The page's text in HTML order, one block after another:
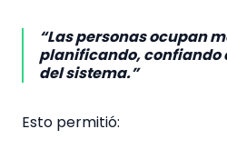
“Las personas ocupan
planificando, confiando
del sistema.”
Esto permitió: